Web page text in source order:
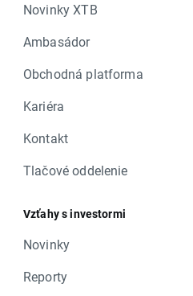
Novinky XTB
Ambasádor
Obchodná platforma
Kariéra
Kontakt
Tlačové oddelenie
Vzťahy s investormi
Novinky
Reporty